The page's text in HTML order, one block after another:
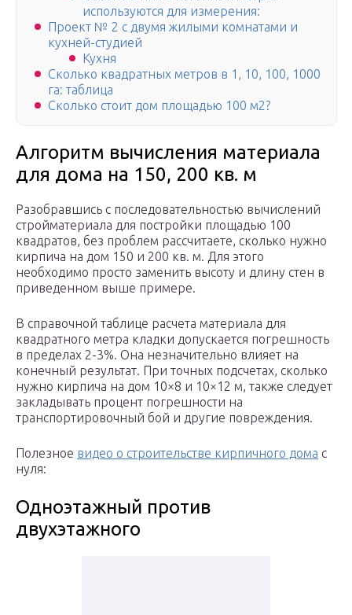
используются для измерения:
Проект № 2 с двумя жилыми комнатами и
кухней-студией
Кухня
Сколько квадратных метров в 1, 10, 100, 1000
га: таблица
Сколько стоит дом площадью 100 м2?
Алгоритм вычисления материала
для дома на 150, 200 кв. м
Разобравшись с последовательностью вычислений
стройматериала для постройки площадью 100
квадратов, без проблем рассчитаете, сколько нужно
кирпича на дом 150 и 200 кв. м. Для этого
необходимо просто заменить высоту и длину стен в
приведенном выше примере.
В справочной таблице расчета материала для
квадратного метра кладки допускается погрешность
в пределах 2-3%. Она незначительно влияет на
конечный результат. При точных подсчетах, сколько
нужно кирпича на дом 10×8 и 10×12 м, также следует
закладывать процент погрешности на
транспортировочный бой и другие повреждения.
Полезное видео о строительстве кирпичного дома с
нуля:
Одноэтажный против
двухэтажного